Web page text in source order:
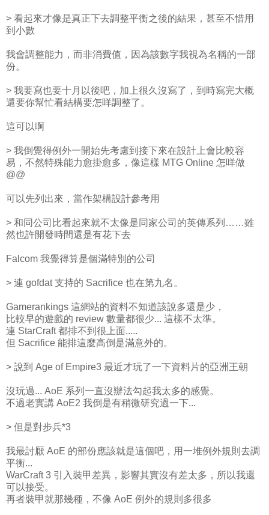
> 看起來才像是真正下去調整平衡之後的結果，甚至不惜用
到小數
我會調整能力，而非消費值，因為該數字我視為名稱的一部
份。
> 我要寫也要十月以後吧，加上很久沒寫了，到時寫完大概
還要你幫忙看結構要怎咩調整了。
這可以啊
> 我倒覺得例外一開始先考慮到接下來在設計上會比較容
易，不然特殊能力愈掛愈多，像這樣 MTG Online 怎咩做
@@
可以先列出來，當作架構設計參考用
> 和同公司比看起來就不太像是同家公司的英傳系列……雖
然也許開發時間還是有花下去
Falcom 我覺得算是個滿特別的公司
> 連 gofdat 支持的 Sacrifice 也在第九名。
Gamerankings 這網站的資料不知道該說多還是少，
比較早的遊戲的 review 數量都很少... 這樣不太準。
連 StarCraft 都排不到很上面.....
但 Sacrifice 能排這麼高倒是滿意外的。
> 說到 Age of Empire3 最近才玩了一下資料片的亞洲王朝
沒玩過... AoE 系列一直沒辦法勾起我太多的感覺。
不過老實講 AoE2 我倒是有稍微研究過一下...
> 但是對步兵*3
我最討厭 AoE 的部份應該就是這個吧，用一堆例外規則去調
平衡...
WarCraft 3 引入裝甲差異，影響其實沒有差太多，所以我還
可以接受。
再者裝甲就那幾種，不像 AoE 例外的規則多很多